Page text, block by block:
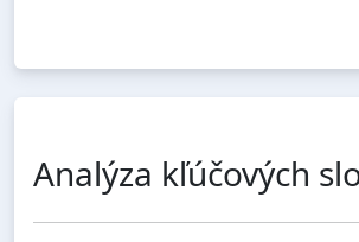
Analýza kľúčových